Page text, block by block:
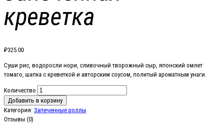
креветка
₽325.00
Суши рис, водоросли нори, сливочный творожный сыр, японский омлет
томаго, шапка с креветкой и авторским соусом, политый ароматным унаги.
Количество
Добавить в корзину
Категория: Запеченные роллы
Отзывы (0)